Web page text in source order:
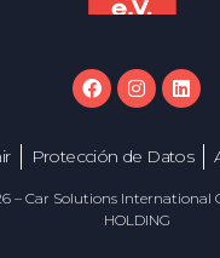
Protección de Datos
– Car Solutions International
HOLDING